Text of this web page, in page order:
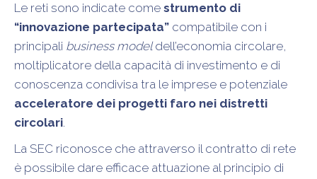
Le reti sono indicate come strumento di
“innovazione partecipata” compatibile con i
principali business modeldell’economia circolare,
moltiplicatore della capacità di investimento e di
conoscenza condivisa tra le imprese e potenziale
acceleratore dei progetti faro nei distretti
circolari.
La SEC riconosce che attraverso il contratto di rete
è possibile dare efficace attuazione al principio di